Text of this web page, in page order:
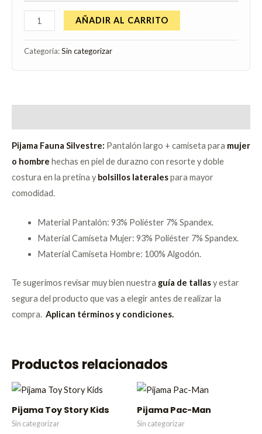
AÑADIR AL CARRITO
Categoría:Sin categorizar
Pijama Fauna Silvestre: Pantalón largo + camiseta para mujer
o hombre hechas en piel de durazno con resorte y doble
costura en la pretina ybolsillos lateralespara mayor
comodidad.
Material Pantalón: 93% Poliéster 7% Spandex.
Material Camiseta Mujer: 93% Poliéster 7% Spandex.
Material Camiseta Hombre: 100% Algodón.
Te sugerimos revisar muy bien nuestra guía de tallasy estar
segura del producto que vas a elegir antes de realizar la
compra. Aplican términos y condiciones.
Productos relacionados
Pijama Toy Story Kids
Sin categorizar
Pijama Pac-Man
Sin categorizar